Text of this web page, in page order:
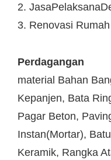
2.
3. Renovasi
Perdagangan
material Bahan
Kepanjen, Bata
Pagar Beton,
Instan(Mortar),
Keramik, Rangka